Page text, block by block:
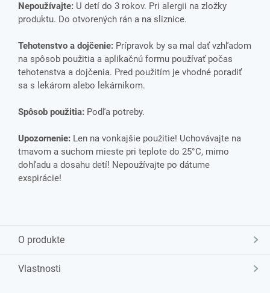
Nepoužívajte: U detí do 3 rokov. Pri alergii na zložky
produktu. Do otvorených rán a na sliznice.
Tehotenstvo a dojčenie: Prípravok by sa mal dať vzhľadom
na spôsob použitia a aplikačnú formu používať počas
tehotenstva a dojčenia. Pred použitím je vhodné poradiť
sa s lekárom alebo lekárnikom.
Spôsob použitia: Podľa potreby.
Upozornenie: Len na vonkajšie použitie! Uchovávajte na
tmavom a suchom mieste pri teplote do 25°C, mimo
dohľadu a dosahu detí! Nepoužívajte po dátume
exspirácie!
O produkte
Vlastnosti